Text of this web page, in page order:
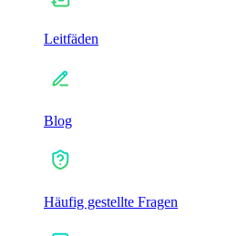
Leitfäden
Blog
Häufig gestellte Fragen